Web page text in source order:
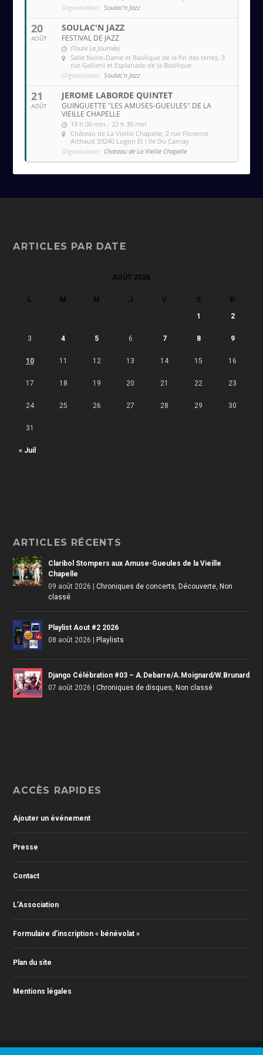
Organisateur: Soulac'n Jazz
20
AOÛT
SOULAC'N JAZZ
FESTIVAL DE JAZZ
(Toute La Journée)
Salle Notre-Dame et Basilique de la fin des terres , 3
rue Gallieni et Esplanade de la Basilique
Organisateur: Soulac'n Jazz
21
AOÛT
JEROME LABORDE QUINTET
GUINGUETTE "LES AMUSES-GUEULES" DE LA
VIEILLE CHAPELLE
19 h 00 min - 22 h 30 min
Château de La Vieille Chapelle , 2 rue Florence
Arthaud 33240 Lugon Et l Ile Du Carnay
Organisateur: Chateau de La Vieille Chapelle
ARTICLES PAR DATE
AOÛT 2026
L M M J V S D
« Juil
1 2
3 4 5 6 7 8 9
10 11 12 13 14 15 16
17 18 19 20 21 22 23
24 25 26 27 28 29 30
31
ARTICLES RÉCENTS
Claribol Stompers aux Amuse-Gueules de la Vieille
Chapelle
09 août 2026 |Chroniques de concerts ,Découverte ,Non
classé
Playlist Aout #2 2026
08 août 2026 |Playlists
Django Célébration #03 – A.Debarre/A.Moignard/W.Brunard
07 août 2026 |Chroniques de disques ,Non classé
ACCÈS RAPIDES
Ajouter un événement
Presse
Contact
L’Association
Formulaire d’inscription « bénévolat »
Plan du site
Mentions légales